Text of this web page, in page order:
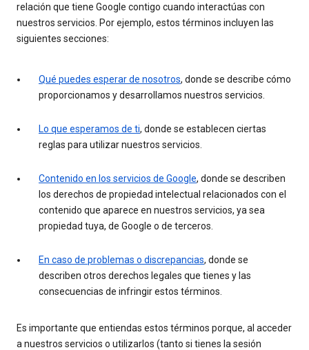
relación que tiene Google contigo cuando interactúas con
nuestros servicios. Por ejemplo, estos términos incluyen las
siguientes secciones:
Qué puedes esperar de nosotros, donde se describe cómo
proporcionamos y desarrollamos nuestros servicios.
Lo que esperamos de ti, donde se establecen ciertas
reglas para utilizar nuestros servicios.
Contenido en los servicios de Google, donde se describen
los derechos de propiedad intelectual relacionados con el
contenido que aparece en nuestros servicios, ya sea
propiedad tuya, de Google o de terceros.
En caso de problemas o discrepancias, donde se
describen otros derechos legales que tienes y las
consecuencias de infringir estos términos.
Es importante que entiendas estos términos porque, al acceder
a nuestros servicios o utilizarlos (tanto si tienes la sesión